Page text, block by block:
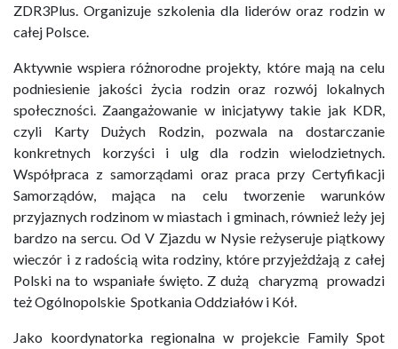
ZDR3Plus. Organizuje szkolenia dla liderów oraz rodzin w
całej Polsce.
Aktywnie wspiera różnorodne projekty, które mają na celu
podniesienie jakości życia rodzin oraz rozwój lokalnych
społeczności. Zaangażowanie w inicjatywy takie jak KDR,
czyli Karty Dużych Rodzin, pozwala na dostarczanie
konkretnych korzyści i ulg dla rodzin wielodzietnych.
Współpraca z samorządami oraz praca przy Certyfikacji
Samorządów, mająca na celu tworzenie warunków
przyjaznych rodzinom w miastach i gminach, również leży jej
bardzo na sercu. Od V Zjazdu w Nysie reżyseruje piątkowy
wieczór i z radością wita rodziny, które przyjeżdżają z całej
Polski na to wspaniałe święto. Z dużą charyzmą prowadzi
też Ogólnopolskie Spotkania Oddziałów i Kół.
Jako koordynatorka regionalna w projekcie Family Spot